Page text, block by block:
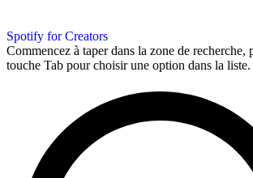
Spotify for Creators
Commencez à taper dans la zone de recherche,
touche Tab pour choisir une option dans la liste.